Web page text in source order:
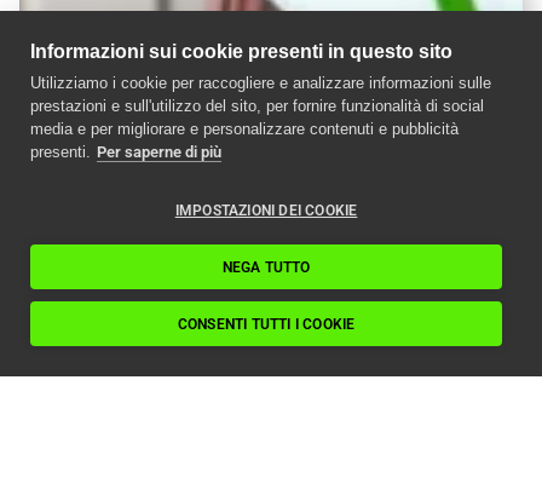
Informazioni sui cookie presenti in questo sito
Utilizziamo i cookie per raccogliere e analizzare informazioni sulle
prestazioni e sull'utilizzo del sito, per fornire funzionalità di social
media e per migliorare e personalizzare contenuti e pubblicità
presenti. Per saperne di più
IMPOSTAZIONI DEI COOKIE
NEGA TUTTO
CONSENTI TUTTI I COOKIE